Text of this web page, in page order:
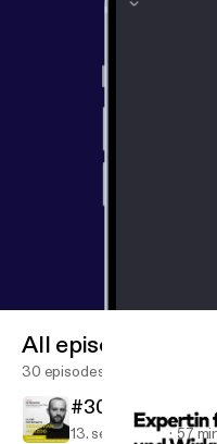
All episodes
30 episodes
#30
13. sept. 2022 57